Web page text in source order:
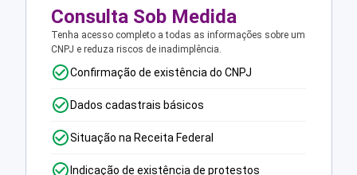
Consulta Sob Medida
Tenha acesso completo a todas as informações sobre um
CNPJ e reduza riscos de inadimplência.
Confirmação de existência do CNPJ
Dados cadastrais básicos
Situação na Receita Federal
Indicação de existência de protestos